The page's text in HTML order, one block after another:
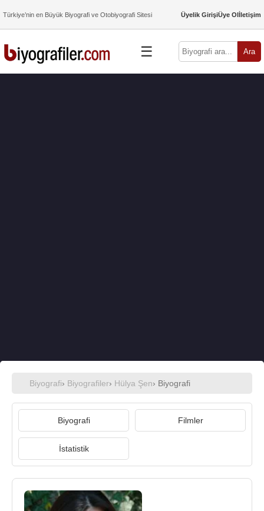
Türkiye’nin en Büyük Biyografi ve Otobiyografi Sitesi Üyelik GirişiÜye Olİletişim
☰ Ara
Biyografi› Biyografiler› Hülya Şen› Biyografi
Biyografi Filmler
İstatistik